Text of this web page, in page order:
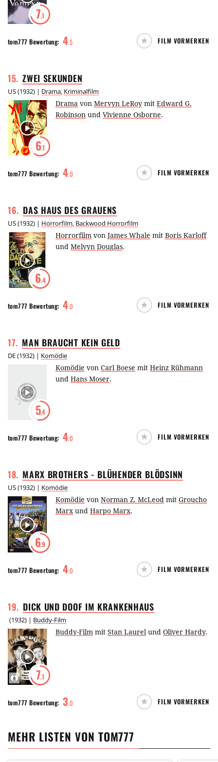
7.1
tom777 Bewertung: 4.5 FILM VORMERKEN
15. ZWEI SEKUNDEN
US(1932) | Drama, Kriminalfilm
6.1
Drama von Mervyn LeRoy mit Edward G.
Robinson und Vivienne Osborne.
tom777 Bewertung: 4.0 FILM VORMERKEN
16. DAS HAUS DESGRAUENS
US(1932) | Horrorfilm, Backwood Horrorfilm
6.4
Horrorfilm von James Whale mit Boris Karloff
und Melvyn Douglas.
tom777 Bewertung: 4.0 FILM VORMERKEN
17. MAN BRAUCHT KEINGELD
DE(1932) | Komödie
5.4
Komödie von Carl Boese mit Heinz Rühmann
und Hans Moser.
tom777 Bewertung: 4.0 FILM VORMERKEN
18. MARX BROTHERS - BLÜHENDER BLÖDSINN
US(1932) | Komödie
6.9
Komödie von Norman Z. McLeod mit Groucho
Marx und Harpo Marx.
tom777 Bewertung: 4.0 FILM VORMERKEN
19. DICK UND DOOF IM KRANKENHAUS
(1932) | Buddy-Film
7.1
Buddy-Film mit Stan Laurel und Oliver Hardy.
tom777 Bewertung: 3.0 FILM VORMERKEN
MEHR LISTEN VON TOM777